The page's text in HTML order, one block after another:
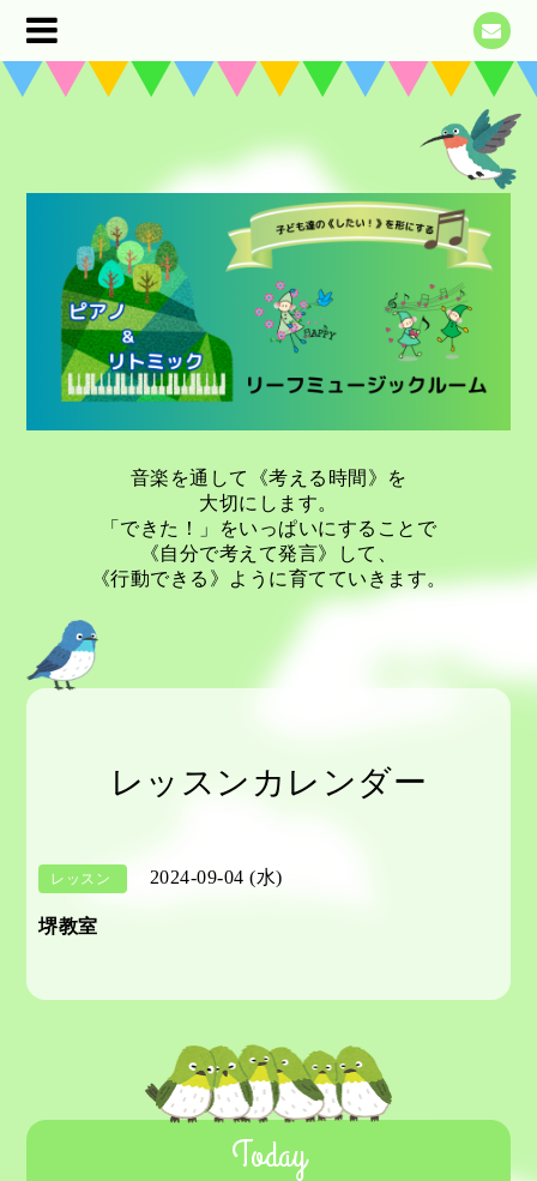
音楽を通して《考える時間》を
大切にします。
「できた！」をいっぱいにすることで
《自分で考えて発言》して、
《行動できる》ように育てていきます。
レッスンカレンダー
レッスン 2024-09-04 (水)
堺教室
Today